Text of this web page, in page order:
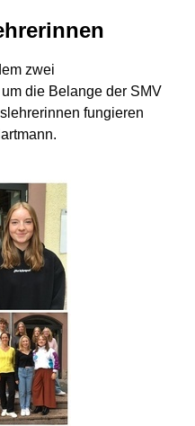
zwei
die Belange der SMV
fungieren